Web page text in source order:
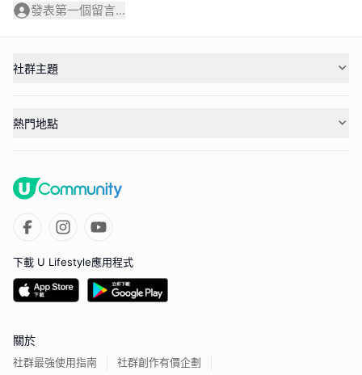
發表第一個留言...
社群主題
熱門地點
下載 U Lifestyle應用程式
關於
社群最強使用指南 社群創作有價企劃